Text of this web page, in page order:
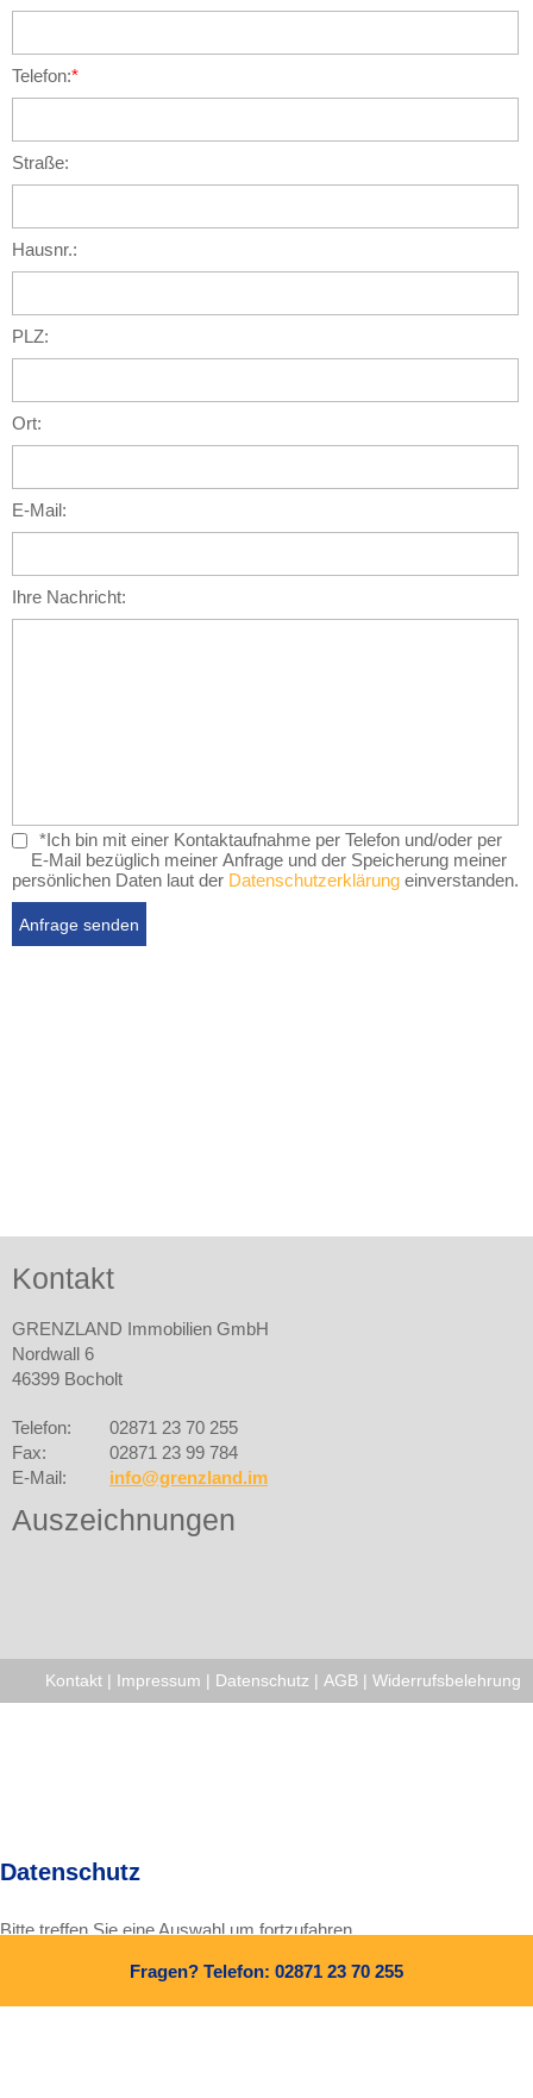
Telefon:*
Straße:
Hausnr.:
PLZ:
Ort:
E-Mail:
Ihre Nachricht:
*Ich bin mit einer Kontaktaufnahme per Telefon und/oder per
E-Mail bezüglich meiner Anfrage und der Speicherung meiner
persönlichen Daten laut der Datenschutzerklärung einverstanden.
Kontakt
GRENZLAND Immobilien GmbH
Nordwall 6
46399 Bocholt
Telefon:
02871 23 70 255
Fax:
02871 23 99 784
E-Mail:
info@grenzland.im
Auszeichnungen
Kontakt | Impressum | Datenschutz | AGB | Widerrufsbelehrung
Fragen? Telefon: 02871 23 70 255
Datenschutz
Bitte treffen Sie eine Auswahl um fortzufahren.
Alle Cookies und Skripte zulassen